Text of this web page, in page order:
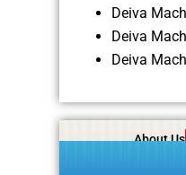
Deiva
Deiva
Deiva
About Us